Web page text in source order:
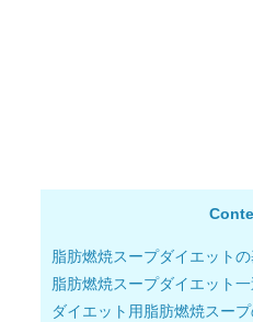
脂肪燃焼スープダイエット
脂肪燃焼スープダイエット
ダイエット用脂肪燃焼スー